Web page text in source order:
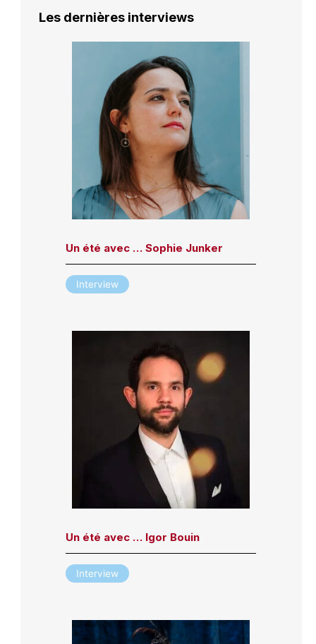
Les dernières interviews
Un été avec … Sophie Junker
Interview
Un été avec … Igor Bouin
Interview